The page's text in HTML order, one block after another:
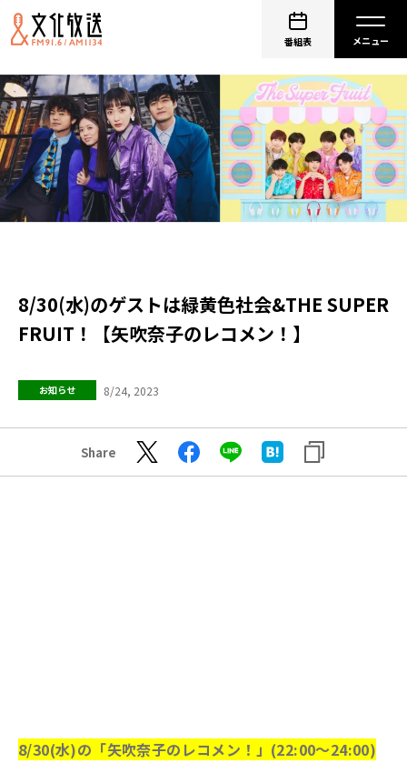
番組表
8/30(水)のゲストは緑黄色社会&THE SUPER
FRUIT！【矢吹奈子のレコメン！】
お知らせ 8/24, 2023
Share
8/30(水)の「矢吹奈子のレコメン！」(22:00～24:00)